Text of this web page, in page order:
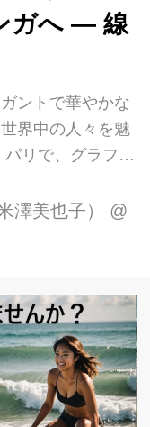
心に花開いた国
ミュシャの、流
れた優美な女性
史上大きな改革
ュシャの没後80
のミュシャ ミュ
ガへ ― 線
ントで華やかな
界中の人々を魅
リで、グラフィ
手として名をな
ュシャ(1860-
紀初頭にかけ
に花開いた国際
ュシャの、流れ
た優美な女性の
は、「線の魔
澤美也子）
@